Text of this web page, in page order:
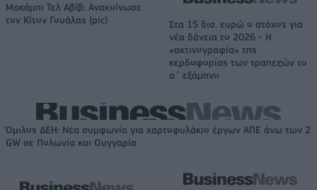
Μακάμπι Τελ Αβίβ: Ανακοίνωσε
τον Κίτον Γουάλας (pic)
Στα 15 δισ. ευρώ ο στόχος για
νέα δάνεια το 2026 - Η
«ακτινογραφία» της
κερδοφορίας των τραπεζών το
α΄ εξάμηνο
Όμιλος ΔΕΗ: Νέα συμφωνία για χαρτοφυλάκιο έργων ΑΠΕ άνω των 2
GW σε Πολωνία και Ουγγαρία